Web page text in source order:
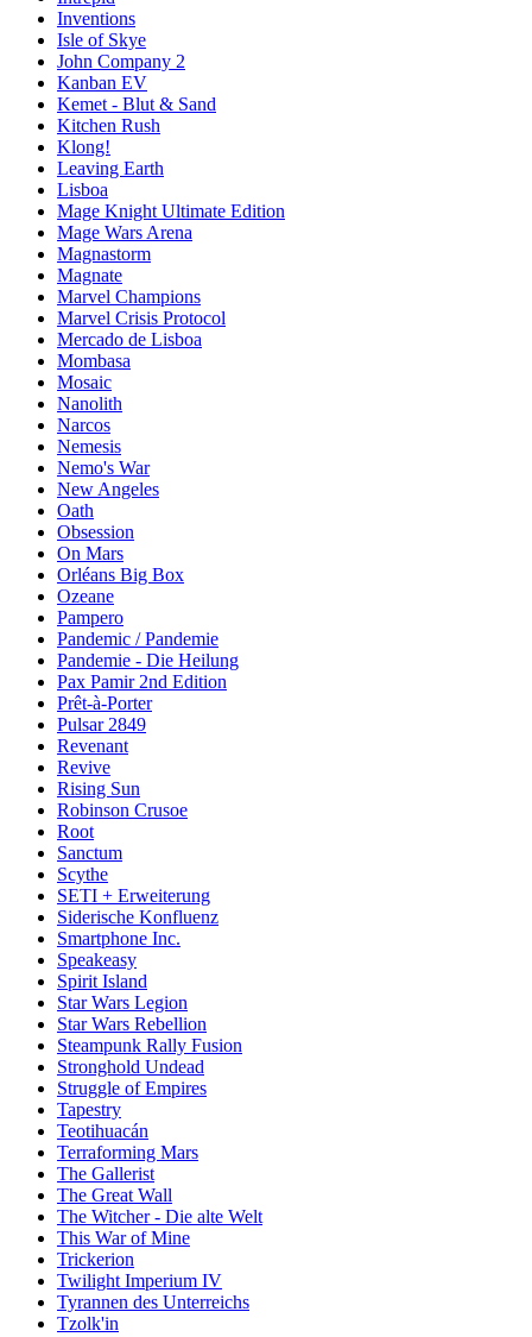
Inventions
Isle of Skye
John Company 2
Kanban EV
Kemet - Blut & Sand
Kitchen Rush
Klong!
Leaving Earth
Lisboa
Mage Knight Ultimate Edition
Mage Wars Arena
Magnastorm
Magnate
Marvel Champions
Marvel Crisis Protocol
Mercado de Lisboa
Mombasa
Mosaic
Nanolith
Narcos
Nemesis
Nemo's War
New Angeles
Oath
Obsession
On Mars
Orléans Big Box
Ozeane
Pampero
Pandemic / Pandemie
Pandemie - Die Heilung
Pax Pamir 2nd Edition
Prêt-à-Porter
Pulsar 2849
Revenant
Revive
Rising Sun
Robinson Crusoe
Root
Sanctum
Scythe
SETI + Erweiterung
Siderische Konfluenz
Smartphone Inc.
Speakeasy
Spirit Island
Star Wars Legion
Star Wars Rebellion
Steampunk Rally Fusion
Stronghold Undead
Struggle of Empires
Tapestry
Teotihuacán
Terraforming Mars
The Gallerist
The Great Wall
The Witcher - Die alte Welt
This War of Mine
Trickerion
Twilight Imperium IV
Tyrannen des Unterreichs
Tzolk'in